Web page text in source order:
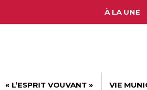
À LA UNE
« L’ESPRIT VOUVANT » VIE